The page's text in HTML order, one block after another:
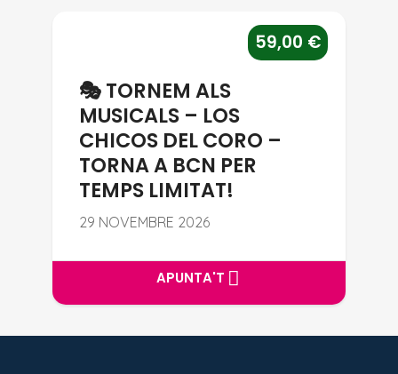
🎭 TORNEM ALS MUSICALS –
59,00 €
🎭 TORNEM ALS
MUSICALS – LOS
CHICOS DEL CORO –
TORNA A BCN PER
TEMPS LIMITAT!
29 NOVEMBRE 2026
APUNTA'T
APUNTA'T